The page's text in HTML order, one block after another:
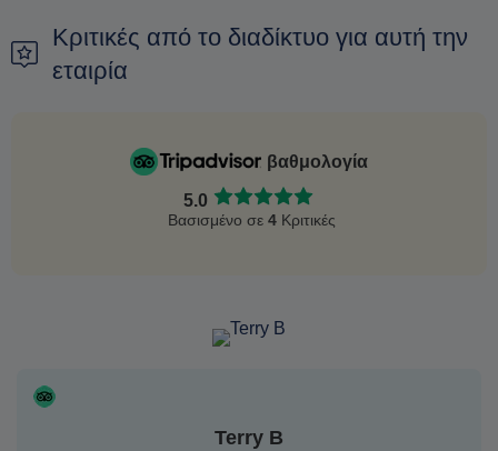
Κριτικές από το διαδίκτυο για αυτή την
εταιρία
βαθμολογία
5.0
Βασισμένο σε 4Κριτικές
Terry B